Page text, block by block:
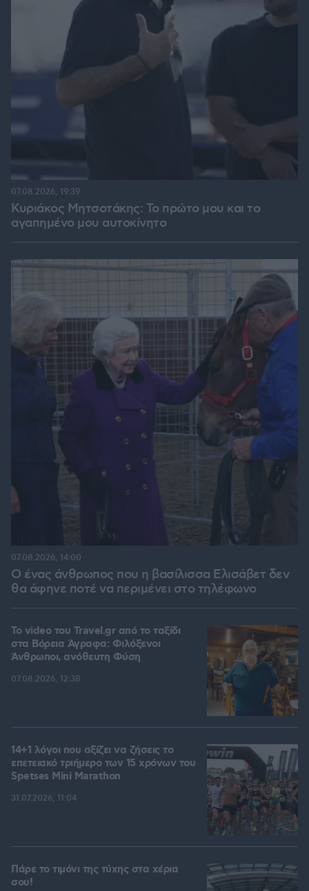
Κυριάκος Μητσοτάκης: Το πρώτο μου και το
αγαπημένο μου αυτοκίνητο
07.08.2026, 19:39
Ο ένας άνθρωπος που η βασίλισσα Ελισάβετ δεν
θα άφηνε ποτέ να περιμένει στο τηλέφωνο
07.08.2026, 14:00
To video του Travel.gr από το ταξίδι
στα Βόρεια Άγραφα: Φιλόξενοι
Άνθρωποι, ανόθευτη Φύση
07.08.2026, 12:38
14+1 λόγοι που αξίζει να ζήσεις το
επετειακό τριήμερο των 15 χρόνων του
Spetses Mini Marathon
31.07.2026, 11:04
Πάρε το τιμόνι της τύχης στα χέρια
σου!